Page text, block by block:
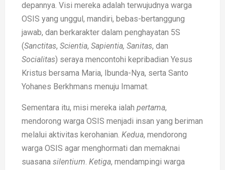
depannya. Visi mereka adalah terwujudnya warga
OSIS yang unggul, mandiri, bebas-bertanggung
jawab, dan berkarakter dalam penghayatan 5S
(Sanctitas, Scientia, Sapientia, Sanitas, dan
Socialitas) seraya mencontohi kepribadian Yesus
Kristus bersama Maria, Ibunda-Nya, serta Santo
Yohanes Berkhmans menuju Imamat.
Sementara itu, misi mereka ialah pertama,
mendorong warga OSIS menjadi insan yang beriman
melalui aktivitas kerohanian. Kedua, mendorong
warga OSIS agar menghormati dan memaknai
suasana silentium. Ketiga, mendampingi warga